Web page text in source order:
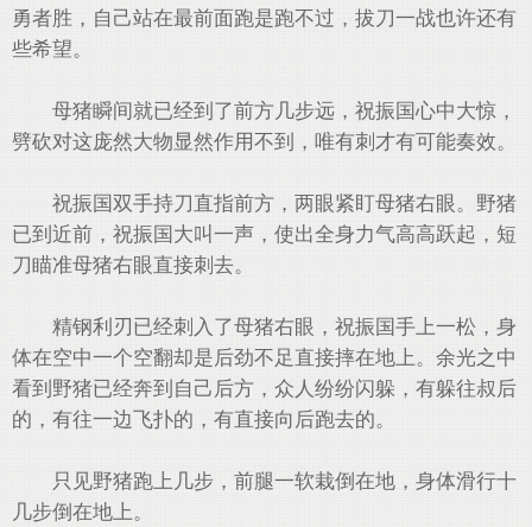
勇者胜，自己站在最前面跑是跑不过，拔刀一战也许还有
些希望。
母猪瞬间就已经到了前方几步远，祝振国心中大惊，
劈砍对这庞然大物显然作用不到，唯有刺才有可能奏效。
祝振国双手持刀直指前方，两眼紧盯母猪右眼。野猪
已到近前，祝振国大叫一声，使出全身力气高高跃起，短
刀瞄准母猪右眼直接刺去。
精钢利刃已经刺入了母猪右眼，祝振国手上一松，身
体在空中一个空翻却是后劲不足直接摔在地上。余光之中
看到野猪已经奔到自己后方，众人纷纷闪躲，有躲往叔后
的，有往一边飞扑的，有直接向后跑去的。
只见野猪跑上几步，前腿一软栽倒在地，身体滑行十
几步倒在地上。